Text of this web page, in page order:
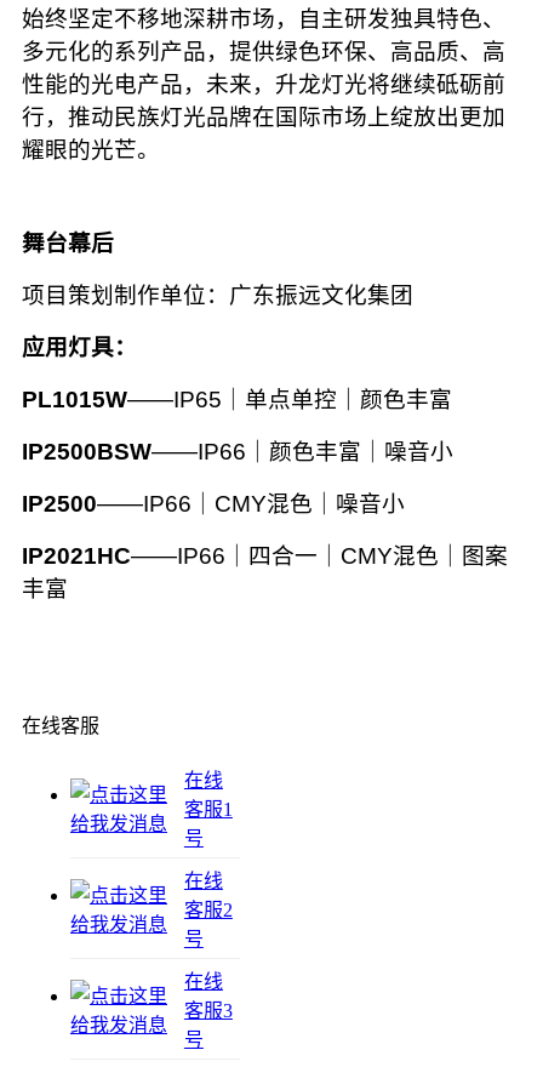
始终坚定不移地深耕市场，自主研发独具特色、
多元化的系列产品，提供绿色环保、高品质、高
性能的光电产品，未来，升龙灯光将继续砥砺前
行，推动民族灯光品牌在国际市场上绽放出更加
耀眼的光芒。
舞台幕后
项目策划制作单位：广东振远文化集团
应用灯具：
PL1015W——IP65｜单点单控｜颜色丰富
IP2500BSW——IP66｜颜色丰富｜噪音小
IP2500——IP66｜CMY混色｜噪音小
IP2021HC——IP66｜四合一｜CMY混色｜图案
丰富
在线客服
在线
客服1
号
在线
客服2
号
在线
客服3
号